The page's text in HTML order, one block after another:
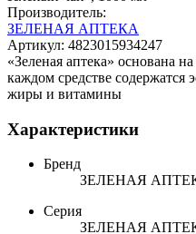
Производитель:
ЗЕЛЕНАЯ АПТЕКА
Артикул: 4823015934247
«Зеленая аптека» основана
каждом средстве содержатся
жиры и витамины
Характеристики
Бренд
ЗЕЛЕНАЯ
Серия
ЗЕЛЕНАЯ